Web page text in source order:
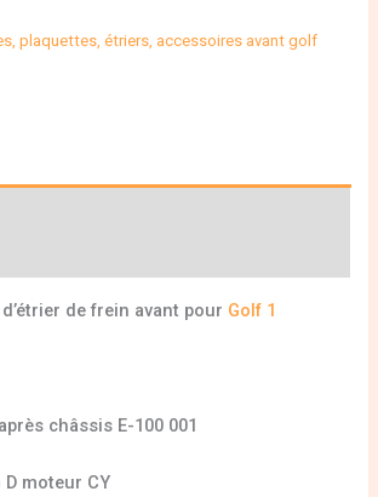
plaquettes, étriers, accessoires avant golf
de frein avant pour Golf 1
châssis E-100 001
moteur CY